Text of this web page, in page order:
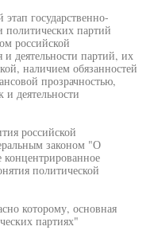
государственно-
политических партий
российской
деятельности партий, их
наличием обязанностей
прозрачностью,
и деятельности
российской
законом "О
концентрированное
политической
которому, основная
партиях"